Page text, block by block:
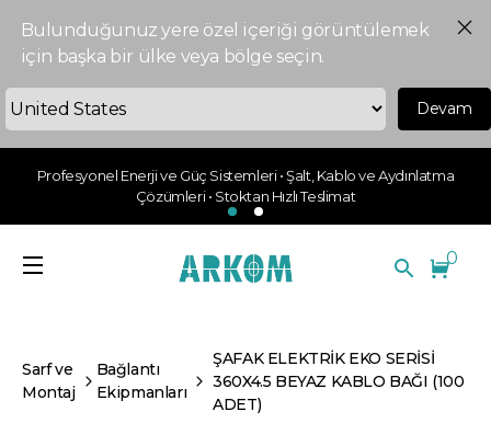
Bulunduğunuz yere özel içeriği görüntülemek
için başka bir ülke veya bölge seçin.
Devam
Profesyonel Enerji ve Güç Sistemleri • Şalt, Kablo ve Aydınlatma
Çözümleri • Stoktan Hızlı Teslimat
0
Sarf ve
Montaj
Bağlantı
Ekipmanları
ŞAFAK ELEKTRİK EKO SERİSİ
360X4.5 BEYAZ KABLO BAĞI (100
ADET)